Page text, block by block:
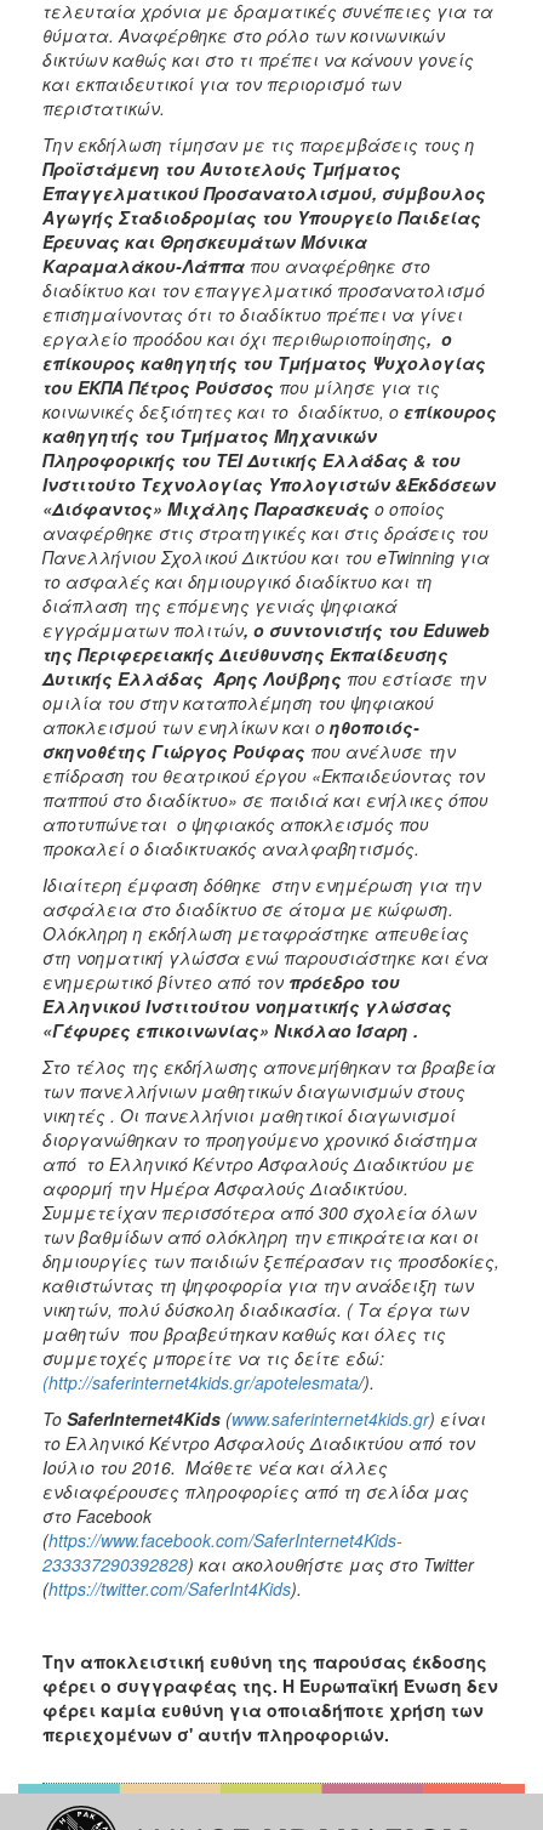
τελευταία χρόνια με δραματικές συνέπειες για τα
θύματα. Αναφέρθηκε στο ρόλο των κοινωνικών
δικτύων καθώς και στο τι πρέπει να κάνουν γονείς
και εκπαιδευτικοί για τον περιορισμό των
περιστατικών.
Την εκδήλωση τίμησαν με τις παρεμβάσεις τους η
Προϊστάμενη του Αυτοτελούς Τμήματος
Επαγγελματικού Προσανατολισμού, σύμβουλος
Αγωγής Σταδιοδρομίας του Υπουργείο Παιδείας
Έρευνας και Θρησκευμάτων Μόνικα
Καραμαλάκου-Λάππα που αναφέρθηκε στο
διαδίκτυο και τον επαγγελματικό προσανατολισμό
επισημαίνοντας ότι το διαδίκτυο πρέπει να γίνει
εργαλείο προόδου και όχι περιθωριοποίησης, ο
επίκουρος καθηγητής του Τμήματος Ψυχολογίας
του ΕΚΠΑ Πέτρος Ρούσσος που μίλησε για τις
κοινωνικές δεξιότητες και το διαδίκτυο, ο επίκουρος
καθηγητής του Τμήματος Μηχανικών
Πληροφορικής του ΤΕΙ Δυτικής Ελλάδας & του
Ινστιτούτο Τεχνολογίας Υπολογιστών &Εκδόσεων
«Διόφαντος» Μιχάλης Παρασκευάς ο οποίος
αναφέρθηκε στις στρατηγικές και στις δράσεις του
Πανελλήνιου Σχολικού Δικτύου και του eTwinning για
το ασφαλές και δημιουργικό διαδίκτυο και τη
διάπλαση της επόμενης γενιάς ψηφιακά
εγγράμματων πολιτών, ο συντονιστής του Eduweb
της Περιφερειακής Διεύθυνσης Εκπαίδευσης
Δυτικής Ελλάδας Άρης Λούβρης που εστίασε την
ομιλία του στην καταπολέμηση του ψηφιακού
αποκλεισμού των ενηλίκων και ο ηθοποιός-
σκηνοθέτης Γιώργος Ρούφας που ανέλυσε την
επίδραση του θεατρικού έργου «Εκπαιδεύοντας τον
παππού στο διαδίκτυο» σε παιδιά και ενήλικες όπου
αποτυπώνεται ο ψηφιακός αποκλεισμός που
προκαλεί ο διαδικτυακός αναλφαβητισμός.
Ιδιαίτερη έμφαση δόθηκε στην ενημέρωση για την
ασφάλεια στο διαδίκτυο σε άτομα με κώφωση.
Ολόκληρη η εκδήλωση μεταφράστηκε απευθείας
στη νοηματική γλώσσα ενώ παρουσιάστηκε και ένα
ενημερωτικό βίντεο από τον πρόεδρο του
Ελληνικού Ινστιτούτου νοηματικής γλώσσας
«Γέφυρες επικοινωνίας» Νικόλαο Ίσαρη .
Στο τέλος της εκδήλωσης απονεμήθηκαν τα βραβεία
των πανελλήνιων μαθητικών διαγωνισμών στους
νικητές . Οι πανελλήνιοι μαθητικοί διαγωνισμοί
διοργανώθηκαν το προηγούμενο χρονικό διάστημα
από το Ελληνικό Κέντρο Ασφαλούς Διαδικτύου με
αφορμή την Ημέρα Ασφαλούς Διαδικτύου.
Συμμετείχαν περισσότερα από 300 σχολεία όλων
των βαθμίδων από ολόκληρη την επικράτεια και οι
δημιουργίες των παιδιών ξεπέρασαν τις προσδοκίες,
καθιστώντας τη ψηφοφορία για την ανάδειξη των
νικητών, πολύ δύσκολη διαδικασία. ( Τα έργα των
μαθητών που βραβεύτηκαν καθώς και όλες τις
συμμετοχές μπορείτε να τις δείτε εδώ:
(http://saferinternet4kids.gr/apotelesmata/).
To SaferInternet4Kids (www.saferinternet4kids.gr) είναι
το Ελληνικό Κέντρο Ασφαλούς Διαδικτύου από τον
Ιούλιο του 2016. Μάθετε νέα και άλλες
ενδιαφέρουσες πληροφορίες από τη σελίδα μας
στο Facebook
(https://www.facebook.com/SaferInternet4Kids-
233337290392828) και ακολουθήστε μας στο Twitter
(https://twitter.com/SaferInt4Kids).
Την αποκλειστική ευθύνη της παρούσας έκδοσης
φέρει ο συγγραφέας της. Η Ευρωπαϊκή Ένωση δεν
φέρει καμία ευθύνη για οποιαδήποτε χρήση των
περιεχομένων σ' αυτήν πληροφοριών.